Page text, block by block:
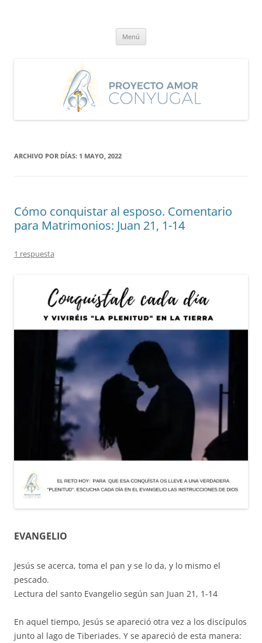
Menú
ARCHIVO POR DÍAS: 1 MAYO, 2022
Cómo conquistar al esposo. Comentario
para Matrimonios: Juan 21, 1-14
1 respuesta
EVANGELIO
Jesús se acerca, toma el pan y se lo da, y lo mismo el
pescado.
Lectura del santo Evangelio según san Juan 21, 1-14
En aquel tiempo, Jesús se apareció otra vez a los discípulos
junto al lago de Tiberiades. Y se apareció de esta manera: